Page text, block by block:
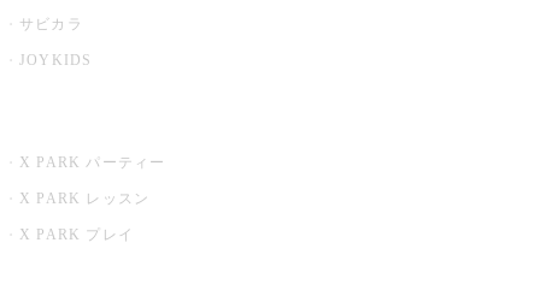
サビカラ
JOYKIDS
X PARK パーティー
X PARK レッスン
X PARK プレイ